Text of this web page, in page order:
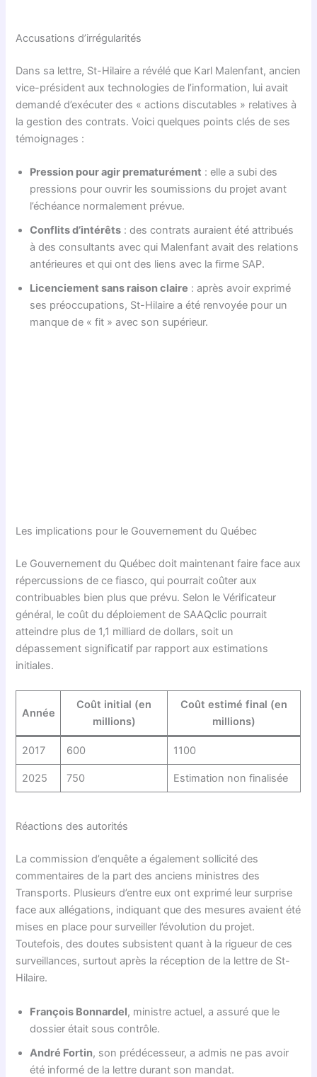
Accusations d’irrégularités
Dans sa lettre, St-Hilaire a révélé que Karl Malenfant, ancien
vice-président aux technologies de l’information, lui avait
demandé d’exécuter des « actions discutables » relatives à
la gestion des contrats. Voici quelques points clés de ses
témoignages :
Pression pour agir prematurément : elle a subi des
pressions pour ouvrir les soumissions du projet avant
l’échéance normalement prévue.
Conflits d’intérêts : des contrats auraient été attribués
à des consultants avec qui Malenfant avait des relations
antérieures et qui ont des liens avec la firme SAP.
Licenciement sans raison claire : après avoir exprimé
ses préoccupations, St-Hilaire a été renvoyée pour un
manque de « fit » avec son supérieur.
Les implications pour le Gouvernement du Québec
Le Gouvernement du Québec doit maintenant faire face aux
répercussions de ce fiasco, qui pourrait coûter aux
contribuables bien plus que prévu. Selon le Vérificateur
général, le coût du déploiement de SAAQclic pourrait
atteindre plus de 1,1 milliard de dollars, soit un
dépassement significatif par rapport aux estimations
initiales.
Année
Coût initial (en
millions)
Coût estimé final (en
millions)
2017 600 1100
2025 750 Estimation non finalisée
Réactions des autorités
La commission d’enquête a également sollicité des
commentaires de la part des anciens ministres des
Transports. Plusieurs d’entre eux ont exprimé leur surprise
face aux allégations, indiquant que des mesures avaient été
mises en place pour surveiller l’évolution du projet.
Toutefois, des doutes subsistent quant à la rigueur de ces
surveillances, surtout après la réception de la lettre de St-
Hilaire.
François Bonnardel, ministre actuel, a assuré que le
dossier était sous contrôle.
André Fortin, son prédécesseur, a admis ne pas avoir
été informé de la lettre durant son mandat.